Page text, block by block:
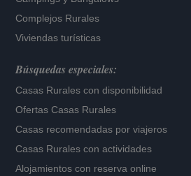
Complejos Rurales
Viviendas turísticas
Búsquedas especiales:
Casas Rurales con disponibilidad
Ofertas Casas Rurales
Casas recomendadas por viajeros
Casas Rurales con actividades
Alojamientos con reserva online